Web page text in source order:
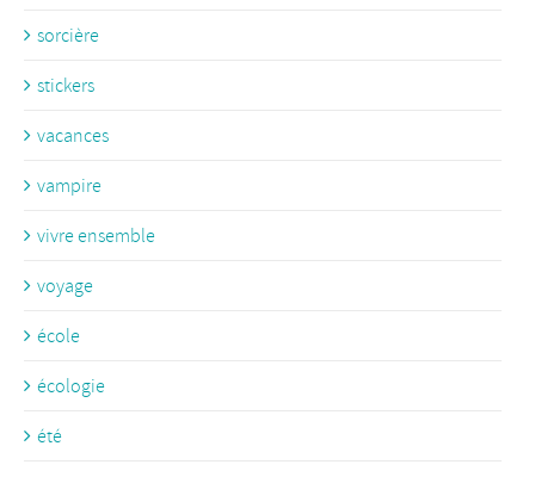
sorcière
stickers
vacances
vampire
vivre ensemble
voyage
école
écologie
été